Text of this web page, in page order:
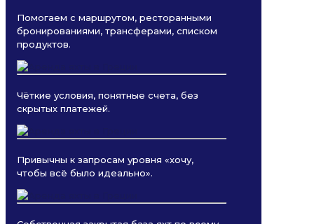
Помогаем с маршрутом, ресторанными
бронированиями, трансферами, списком
продуктов.
Чёткие условия, понятные счета, без
скрытых платежей.
Привычны к запросам уровня «хочу,
чтобы всё было идеально».